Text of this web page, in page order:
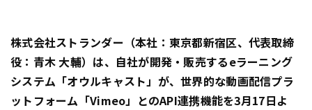
株式会社ストランダー（本社：東京都新宿区、代表取締
役：青木 大輔）は、自社が開発・販売するeラーニング
システム「オウルキャスト」が、世界的な動画配信プラ
ットフォーム「Vimeo」とのAPI連携機能を3月17日よ